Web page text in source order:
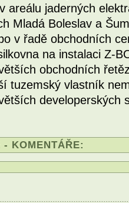
areálu jaderných
Mladá Boleslav a
v řadě obchodních
na instalaci Z-
obchodních
tuzemský vlastník
developerských
- KOMENTÁŘE: